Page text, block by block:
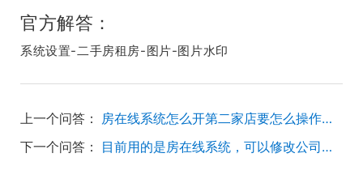
官方解答：
系统设置-二手房租房-图片-图片水印
上一个问答：
房在线系统怎么开第二家店要怎么操作？开通后两个门店的资源可以共享吗？
下一个问答：
目前用的是房在线系统，可以修改公司名称吗？在哪里修改？